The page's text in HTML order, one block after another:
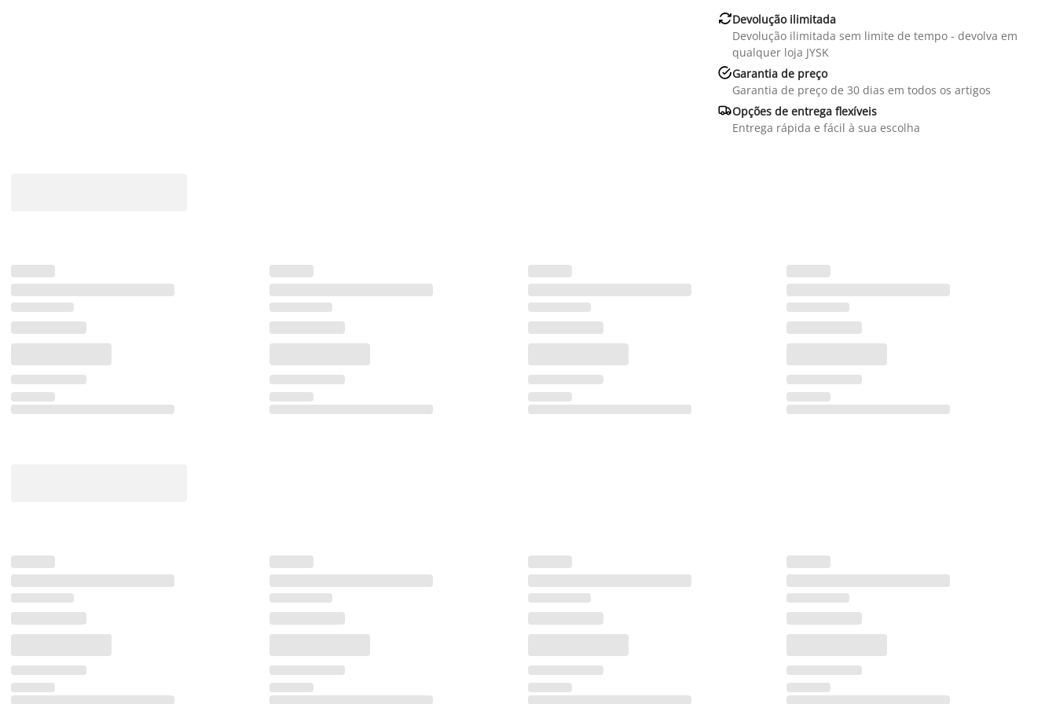
Devolução ilimitada
Devolução ilimitada sem limite de tempo - devolva em
qualquer loja JYSK
Garantia de preço
Garantia de preço de 30 dias em todos os artigos
Opções de entrega flexíveis
Entrega rápida e fácil à sua escolha